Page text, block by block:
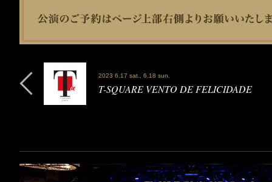
2023 6.17 sat., 6.18 sun.
T-SQUARE VENTO DE FELICIDADE